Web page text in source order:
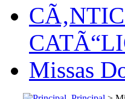
Missas